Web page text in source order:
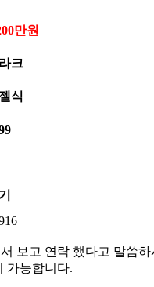
만원
크
식
보고 연락 했다고 말씀하
가능합니다.